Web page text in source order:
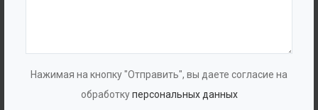
Нажимая на кнопку "Отправить", вы даете согласие на
обработкуперсональных данных